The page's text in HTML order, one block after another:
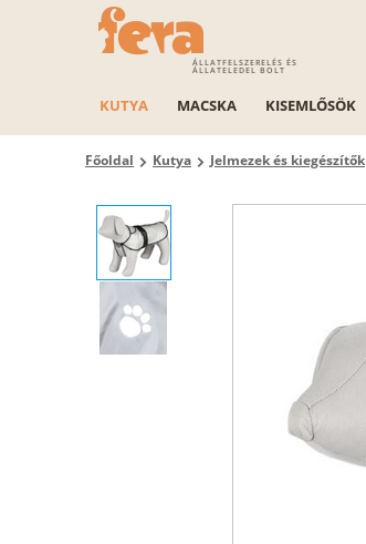
ÁLLATFELSZERELÉS ÉS
ÁLLATELEDEL BOLT
KUTYA MACSKA KISEMLŐSÖK
Főoldal Kutya Jelmezek és kiegészítők